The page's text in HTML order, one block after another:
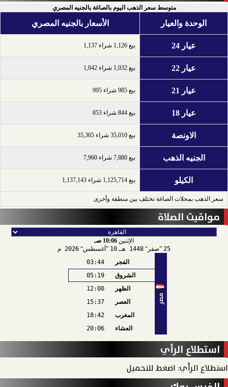
متوسط سعر الذهب اليوم بالصاغة بالجنيه المصري
الوحدة والعيار الأسعار بالجنيه المصري
عيار 24 بيع 1,126 شراء 1,137
عيار 22 بيع 1,032 شراء 1,042
عيار 21 بيع 985 شراء 995
عيار 18 بيع 844 شراء 853
الاونصة بيع 35,010 شراء 35,365
الجنيه الذهب بيع 7,880 شراء 7,960
الكيلو بيع 1,125,714 شراء 1,137,143
سعر الذهب بمحلات الصاغة تختلف بين منطقة وأخرى
مواقيت الصلاة
الإثنين 10:06 صـ
25
صفر 1448 هـ 10 أغسطس 2026 م
مصر
الفجر
03:44
الشروق
05:19
الظهر
12:00
العصر
15:37
المغرب
18:42
العشاء
20:06
استطلاع الرأي
استطلاع الرأي: اضغط للتحميل